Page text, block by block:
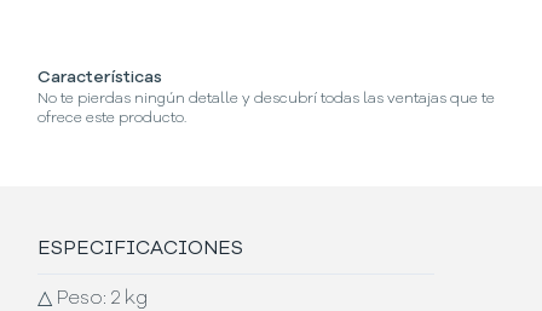
Características
No te pierdas ningún detalle y descubrí todas las ventajas que te
ofrece este producto.
ESPECIFICACIONES
△ Peso: 2 kg